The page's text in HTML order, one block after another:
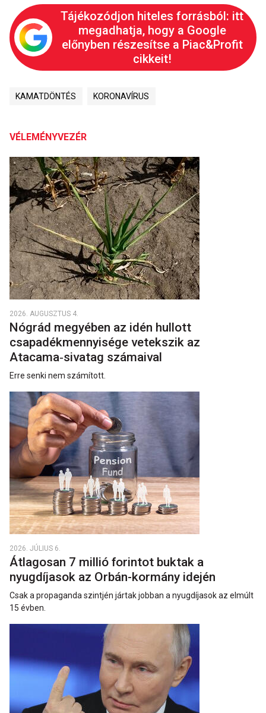
Tájékozódjon hiteles forrásból: itt
megadhatja, hogy a Google
előnyben részesítse a Piac&Profit
cikkeit!
KAMATDÖNTÉS KORONAVÍRUS
VÉLEMÉNYVEZÉR
2026. AUGUSZTUS 4.
Nógrád megyében az idén hullott
csapadékmennyisége vetekszik az
Atacama‑sivatag számaival
Erre senki nem számított.
2026. JÚLIUS 6.
Átlagosan 7 millió forintot buktak a
nyugdíjasok az Orbán-kormány idején
Csak a propaganda szintjén jártak jobban a nyugdíjasok az elmúlt
15 évben.